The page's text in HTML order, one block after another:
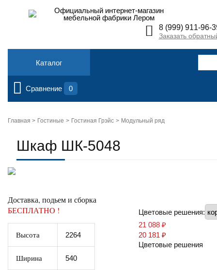
Официальный интернет-магазин
мебельной фабрики Лером
8 (999) 911-96-
Заказать
Каталог
Сравнение 0
Главная > Гостиные Гостиная Грэйс Модульный ряд
Шкаф ШК-5048
Доставка, подьем и сборка
БЕСПЛАТНО !
Высота 2264
Ширина 540
Цветовые решения:
21 088 ₽
20 181 ₽
Цветовые решения